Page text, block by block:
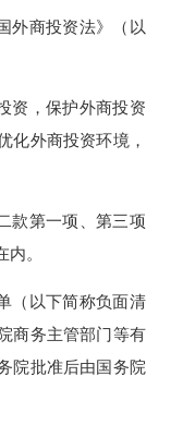
外商投资法》（以
资，保护外商投资
化外商投资环境，
款第一项、第三项
。
（以下简称负面清
商务主管部门等有
院批准后由国务院